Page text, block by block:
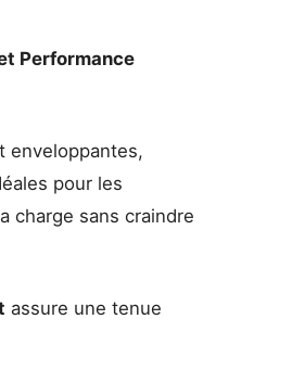
Performance
enveloppantes,
pour les
charge sans craindre
assure une tenue